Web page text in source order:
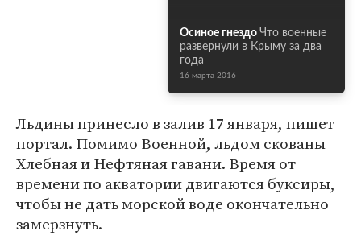
Осиное гнездо Что военные
развернули в Крыму за два
года
16 марта 2016
Льдины принесло в залив 17 января, пишет
портал. Помимо Военной, льдом скованы
Хлебная и Нефтяная гавани. Время от
времени по акватории двигаются буксиры,
чтобы не дать морской воде окончательно
замерзнуть.